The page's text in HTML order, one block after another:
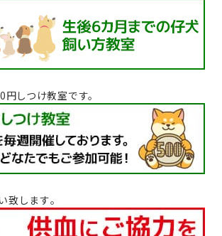
しつけ教室です。
致します｡